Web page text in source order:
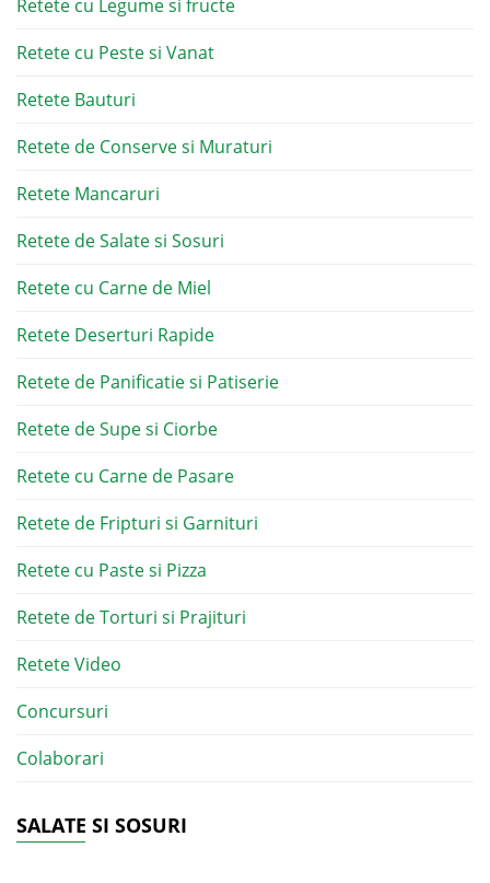
Retete cu Legume si fructe
Retete cu Peste si Vanat
Retete Bauturi
Retete de Conserve si Muraturi
Retete Mancaruri
Retete de Salate si Sosuri
Retete cu Carne de Miel
Retete Deserturi Rapide
Retete de Panificatie si Patiserie
Retete de Supe si Ciorbe
Retete cu Carne de Pasare
Retete de Fripturi si Garnituri
Retete cu Paste si Pizza
Retete de Torturi si Prajituri
Retete Video
Concursuri
Colaborari
SALATE SI SOSURI